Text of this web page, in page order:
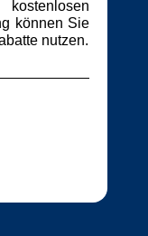
können Sie
nutzen.